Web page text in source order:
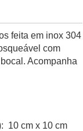
feita em inox 304
com
Acompanha
10 cm x 10 cm